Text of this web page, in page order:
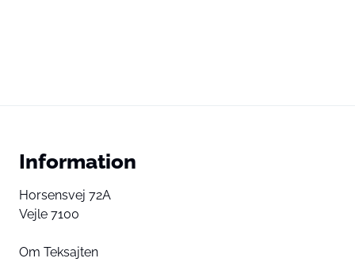
Information
Horsensvej 72A
Vejle 7100
Om Teksajten